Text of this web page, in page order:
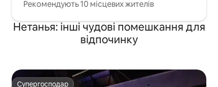
Рекомендують 10 місцевих жителів
Нетанья: інші чудові помешкання для
відпочинку
Супергосподар